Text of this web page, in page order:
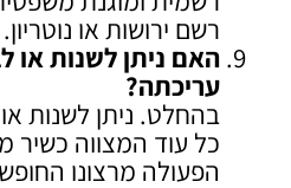
רשם ירושות או נוטריון.
האם ניתן לשנות או
עריכתה?
בהחלט. ניתן לשנות
כל עוד המצווה
הפעולה מרצונו